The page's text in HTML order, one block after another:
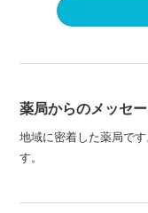
薬局からのメッセ
地域に密着した薬局で
す。